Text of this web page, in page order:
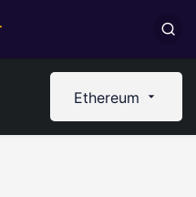
Ethereum